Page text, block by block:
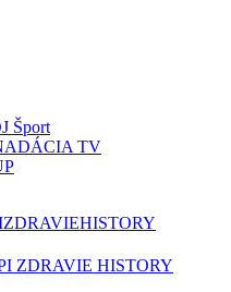
Šport
TV
ZDRAVIEHISTORY
ZDRAVIE HISTORY